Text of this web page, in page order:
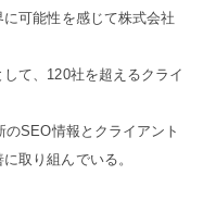
可能性を感じて株式会社
て、120社を超えるクライ
SEO情報とクライアント
取り組んでいる。